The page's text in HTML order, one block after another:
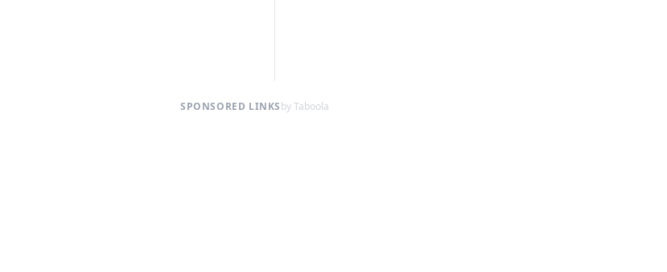
SPONSORED LINKSby Taboola